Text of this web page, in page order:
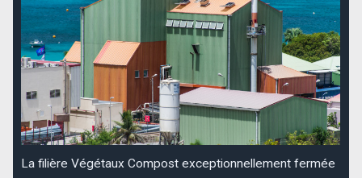
La filière Végétaux Compost exceptionnellement fermée